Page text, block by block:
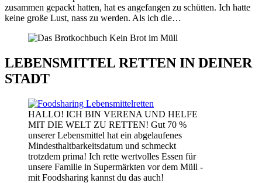
zusammen gepackt hatten, hat es angefangen zu schütten. Ich hatte
keine große Lust, nass zu werden. Als ich die…
LEBENSMITTEL RETTEN IN DEINER
STADT
HALLO! ICH BIN VERENA UND HELFE
MIT DIE WELT ZU RETTEN! Gut 70 %
unserer Lebensmittel hat ein abgelaufenes
Mindesthaltbarkeitsdatum und schmeckt
trotzdem prima! Ich rette wertvolles Essen für
unsere Familie in Supermärkten vor dem Müll -
mit Foodsharing kannst du das auch!